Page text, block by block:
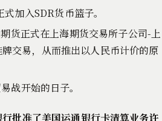
加入SDR货币篮子。
货正式在上海期货交易所子公司-上
交易，从而推出以人民币计价的原
战开始的日子。
批准了美国运通银行卡清算业务许